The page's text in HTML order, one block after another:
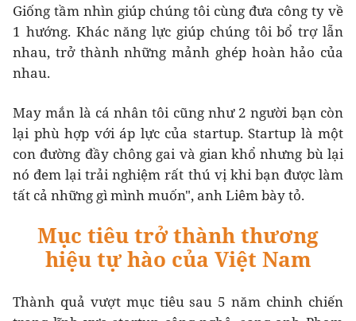
Giống tầm nhìn giúp chúng tôi cùng đưa công ty về
1 hướng. Khác năng lực giúp chúng tôi bổ trợ lẫn
nhau, trở thành những mảnh ghép hoàn hảo của
nhau.
May mắn là cá nhân tôi cũng như 2 người bạn còn
lại phù hợp với áp lực của startup. Startup là một
con đường đầy chông gai và gian khổ nhưng bù lại
nó đem lại trải nghiệm rất thú vị khi bạn được làm
tất cả những gì mình muốn", anh Liêm bày tỏ.
Mục tiêu trở thành thương
hiệu tự hào của Việt Nam
Thành quả vượt mục tiêu sau 5 năm chinh chiến